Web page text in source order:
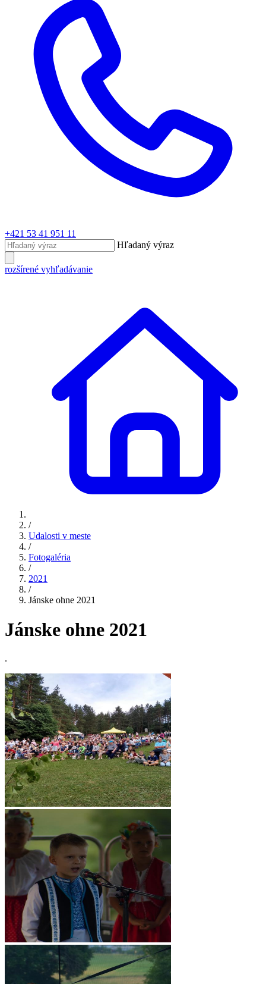
+421 53 41 951 11
Hľadaný výraz
rozšírené vyhľadávanie
/
Udalosti v meste
/
Fotogaléria
/
2021
/
Jánske ohne 2021
Jánske ohne 2021
.